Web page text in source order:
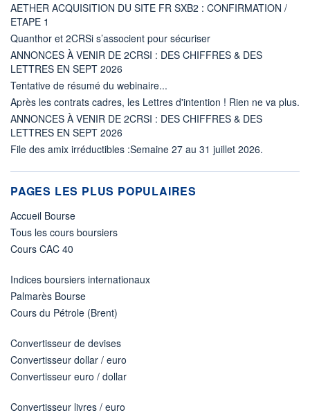
AETHER ACQUISITION DU SITE FR SXB2 : CONFIRMATION /
ETAPE 1
Quanthor et 2CRSi s’associent pour sécuriser
ANNONCES À VENIR DE 2CRSI : DES CHIFFRES & DES
LETTRES EN SEPT 2026
Tentative de résumé du webinaire...
Après les contrats cadres, les Lettres d'intention ! Rien ne va plus.
ANNONCES À VENIR DE 2CRSI : DES CHIFFRES & DES
LETTRES EN SEPT 2026
File des amix irréductibles :Semaine 27 au 31 juillet 2026.
PAGES LES PLUS POPULAIRES
Accueil Bourse
Tous les cours boursiers
Cours CAC 40
Indices boursiers internationaux
Palmarès Bourse
Cours du Pétrole (Brent)
Convertisseur de devises
Convertisseur dollar / euro
Convertisseur euro / dollar
Convertisseur livres / euro